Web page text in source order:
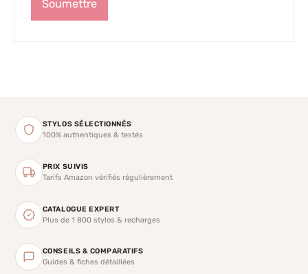
STYLOS SÉLECTIONNÉS
100% authentiques & testés
PRIX SUIVIS
Tarifs Amazon vérifiés régulièrement
CATALOGUE EXPERT
Plus de 1 800 stylos & recharges
CONSEILS & COMPARATIFS
Guides & fiches détaillées